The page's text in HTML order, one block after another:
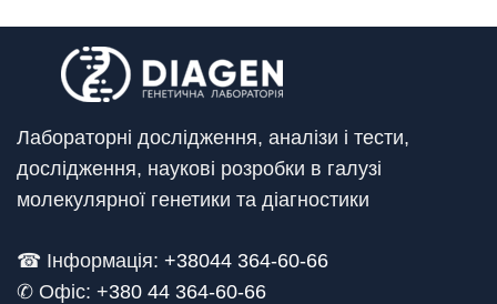
Лабораторні дослідження, аналізи і тести,
дослідження, наукові розробки в галузі
молекулярної генетики та діагностики
☎ Інформація: +38044 364-60-66
✆ Офіс: +380 44 364-60-66